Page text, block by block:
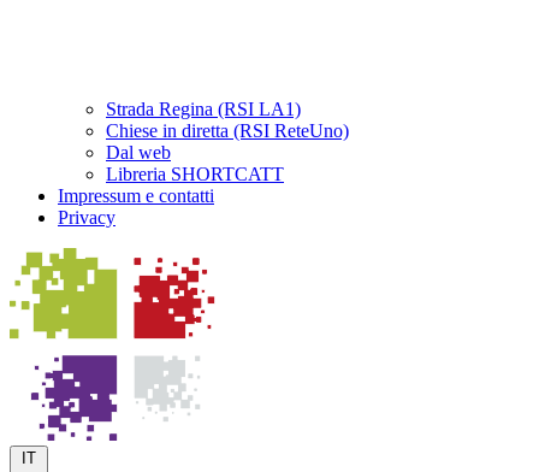
Strada Regina (RSI LA1)
Chiese in diretta (RSI ReteUno)
Dal web
Libreria SHORTCATT
Impressum e contatti
Privacy
IT